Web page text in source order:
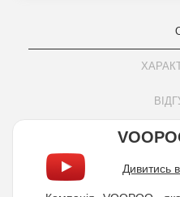
Дивитись